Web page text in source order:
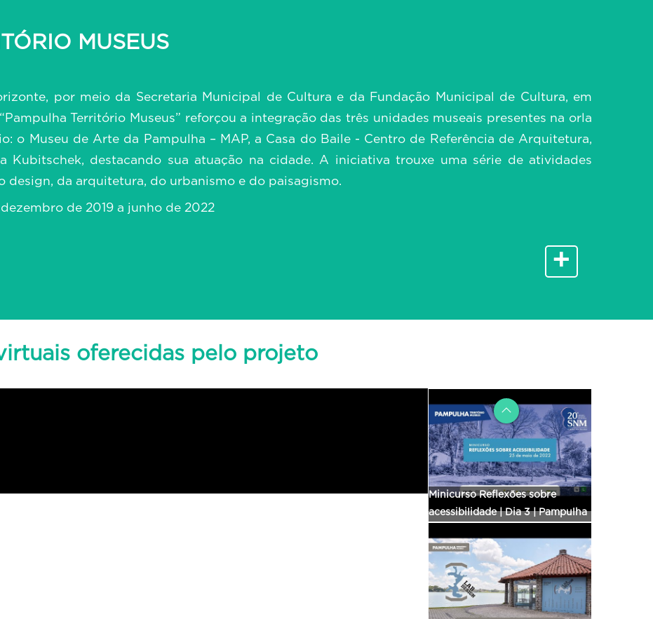
MUSEUS
por meio da Secretaria Municipal de Cultura e da Fundação Municipal de Cultura, em
Território Museus” reforçou a integração das três unidades museais presentes na orla
o Museu de Arte da Pampulha – MAP, a Casa do Baile - Centro de Referência de Arquitetura,
Kubitschek, destacando sua atuação na cidade. A iniciativa trouxe uma série de atividades
design, da arquitetura, do urbanismo e do paisagismo.
de 2019 a junho de 2022
+
oferecidas pelo projeto
Exposição Gráficografia | Museu
Histórico Abílio Barreto
Minicurso Reflexões sobre
acessibilidade | Dia 3 | Pampulha